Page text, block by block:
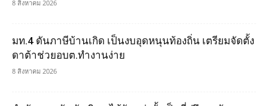
8 สิงหาคม 2026
มท.4 ดันภาษีบ้านเกิด เป็นงบอุดหนุนท้องถิ่น เตรียมจัดตั้ง
ดาต้าช่วยอบต.ทำงานง่าย
8 สิงหาคม 2026